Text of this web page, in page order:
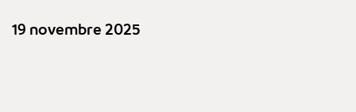
19 novembre 2025